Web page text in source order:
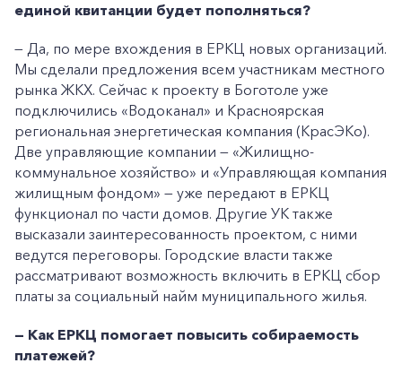
+7-800-700-24-57
Частным клиентам
единой квитанции будет пополняться?
— Да, по мере вхождения в ЕРКЦ новых организаций.
Мы сделали предложения всем участникам местного
рынка ЖКХ. Сейчас к проекту в Боготоле уже
подключились «Водоканал» и Красноярская
региональная энергетическая компания (КрасЭКо).
Две управляющие компании — «Жилищно-
коммунальное хозяйство» и «Управляющая компания
жилищным фондом» — уже передают в ЕРКЦ
функционал по части домов. Другие УК также
высказали заинтересованность проектом, с ними
ведутся переговоры. Городские власти также
рассматривают возможность включить в ЕРКЦ сбор
платы за социальный найм муниципального жилья.
— Как ЕРКЦ помогает повысить собираемость
платежей?